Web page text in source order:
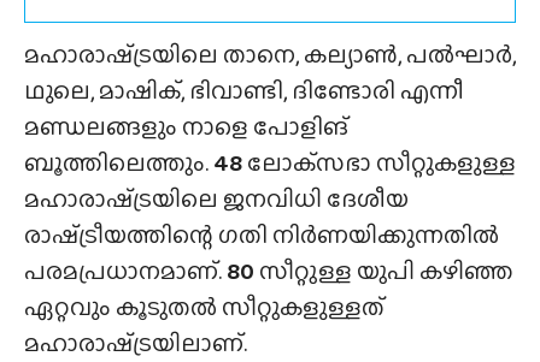
മഹാരാഷ്‌ട്രയിലെ താനെ, കല്യാൺ, പൽഘാർ,
ഥുലെ, മാഷിക്, ഭിവാണ്ടി, ദിണ്ടോരി എന്നീ
മണ്ഡലങ്ങളും നാളെ പോളിങ്
ബൂത്തിലെത്തും.48ലോക്‌സഭാ സീറ്റുകളുള്ള
മഹാരാഷ്‌ട്രയിലെ ജനവിധി ദേശീയ
രാഷ്‌ട്രീയത്തിന്റെ ഗതി നിർണയിക്കുന്നതിൽ
പരമപ്രധാനമാണ്.80 സീറ്റുള്ള യുപി കഴിഞ്ഞ
ഏറ്റവും കൂടുതൽ സീറ്റുകളുള്ളത്
മഹാരാഷ്‌ട്രയിലാണ്.